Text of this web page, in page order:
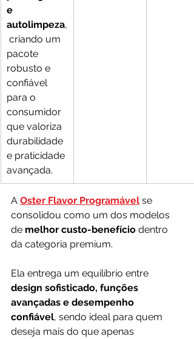
e
autolimpeza,
criando um
pacote
robusto e
confiável
para o
consumidor
que valoriza
durabilidade
e praticidade
avançada.
A Oster Flavor Programável se
consolidou como um dos modelos
de melhor custo-benefício dentro
da categoria premium.
Ela entrega um equilíbrio entre
design sofisticado, funções
avançadas e desempenho
confiável, sendo ideal para quem
deseja mais do que apenas